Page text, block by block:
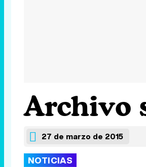
Archivo
27 de marzo de 2015
NOTICIAS